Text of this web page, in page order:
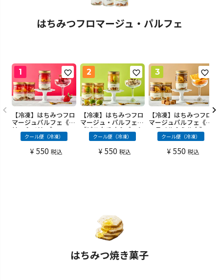
はちみつフロマージュ・パルフェ
【冷凍】はちみつフロ
マージュパルフェ《ベ
リー＆ベリー》
クール便（冷凍）
¥ 550 税込
【冷凍】はちみつフロ
マージュ・パルフェ
《ピスタチオ＆パッシ
ョンフルーツ》
クール便（冷凍）
¥ 550 税込
【冷凍】はちみつフロ
マージュパルフェ《キ
ャラメル＆ミルク》
クール便（冷凍）
¥ 550 税込
はちみつ焼き菓子